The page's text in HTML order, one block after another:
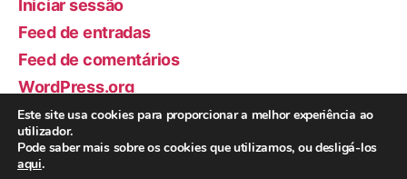
Iniciar sessão
Feed de entradas
Feed de comentários
WordPress.org
© 2026
Este site usa cookies para proporcionar a melhor experiência ao
utilizador.
Pode saber mais sobre os cookies que utilizamos, ou desligá-los
aqui.